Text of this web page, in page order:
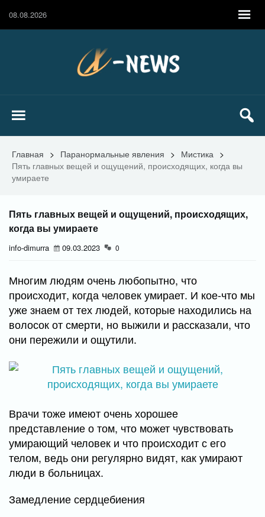
08.08.2026
Главная > Паранормальные явления > Мистика >
Пять главных вещей и ощущений, происходящих, когда вы
умираете
Пять главных вещей и ощущений, происходящих,
когда вы умираете
info-dimurra 09.03.2023 0
Многим людям очень любопытно, что
происходит, когда человек умирает. И кое-что мы
уже знаем от тех людей, которые находились на
волосок от смерти, но выжили и рассказали, что
они пережили и ощутили.
Врачи тоже имеют очень хорошее
представление о том, что может чувствовать
умирающий человек и что происходит с его
телом, ведь они регулярно видят, как умирают
люди в больницах.
Замедление сердцебиения